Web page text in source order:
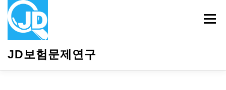
JD보험문제연구
메뉴